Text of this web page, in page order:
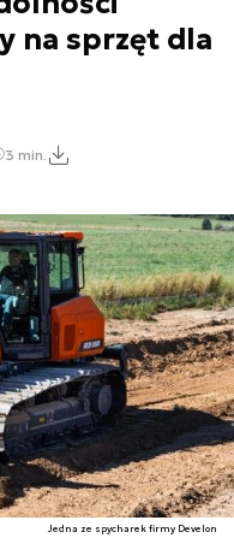
na sprzęt dla
3 min.
Jedna ze spycharek firmy Develon